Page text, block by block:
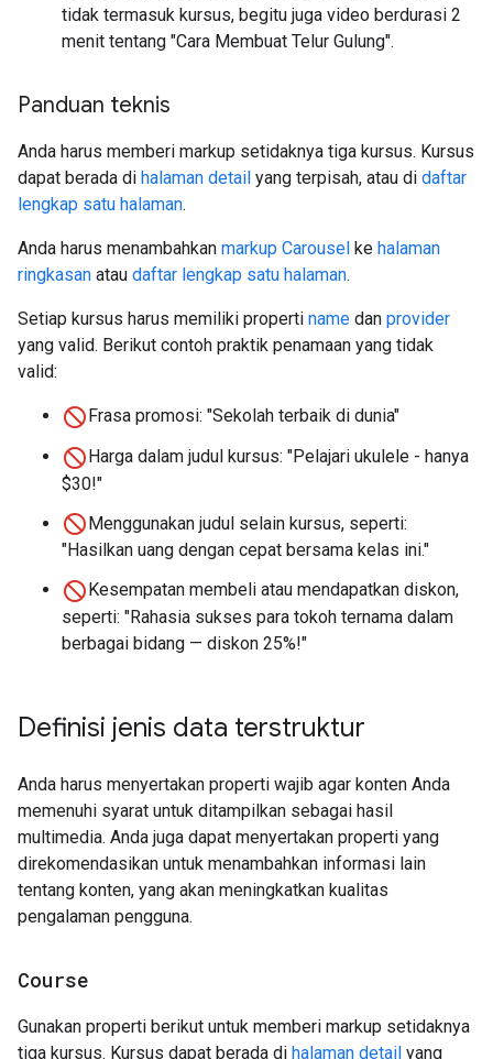
tidak termasuk kursus, begitu juga video berdurasi 2
menit tentang "Cara Membuat Telur Gulung".
Panduan teknis
Anda harus memberi markup setidaknya tiga kursus. Kursus
dapat berada di halaman detail yang terpisah, atau di daftar
lengkap satu halaman.
Anda harus menambahkan markup Carousel ke halaman
ringkasan atau daftar lengkap satu halaman.
Setiap kursus harus memiliki properti name dan provider
yang valid. Berikut contoh praktik penamaan yang tidak
valid:
Frasa promosi: "Sekolah terbaik di dunia"
Harga dalam judul kursus: "Pelajari ukulele - hanya
$30!"
Menggunakan judul selain kursus, seperti:
"Hasilkan uang dengan cepat bersama kelas ini."
Kesempatan membeli atau mendapatkan diskon,
seperti: "Rahasia sukses para tokoh ternama dalam
berbagai bidang — diskon 25%!"
Definisi jenis data terstruktur
Anda harus menyertakan properti wajib agar konten Anda
memenuhi syarat untuk ditampilkan sebagai hasil
multimedia. Anda juga dapat menyertakan properti yang
direkomendasikan untuk menambahkan informasi lain
tentang konten, yang akan meningkatkan kualitas
pengalaman pengguna.
Course
Gunakan properti berikut untuk memberi markup setidaknya
tiga kursus. Kursus dapat berada di halaman detail yang